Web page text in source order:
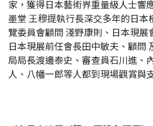
家，獲得日本藝術界重量級人士響
墨堂 王穆提執行長深交多年的日本
覽委員會顧問 淺野康則、日本現展
日本現展前任會長田中敏夫、顧問
局局長渡邊泰史、審查員石川進、
人、八幡一郎等人都到現場觀賞